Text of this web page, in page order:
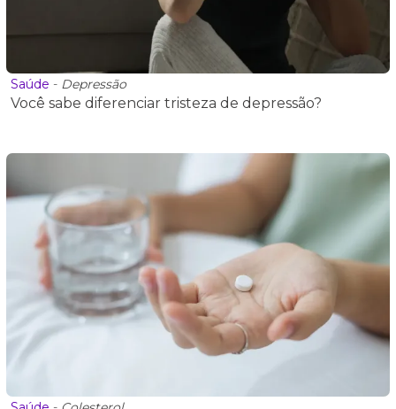
Saúde - Depressão
Você sabe diferenciar tristeza de depressão?